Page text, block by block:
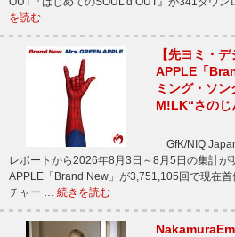
を読む
【先ヨミ・
APPLE「
ミング・ソ
M!LK“さのじ
GfK/NIQ
レポートから2026年8月3日～8月5日の集計が
APPLE「Brand New」が3,751,105回で現在
チャー … 続きを読む